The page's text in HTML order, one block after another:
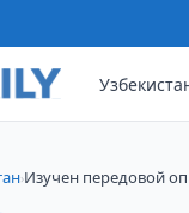
›Изучен передовой